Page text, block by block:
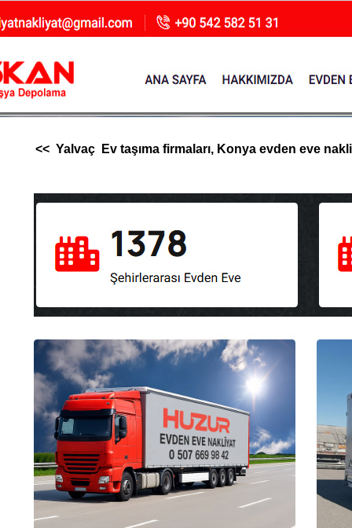
<< Yalvaç Ev taşıma firmaları, Konya evden eve